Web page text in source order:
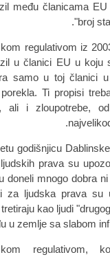
među članicama
broj
regulativom iz
u članici EU u koju
samo u toj članici
Ti propisi
ali i zloupotrebe,
godišnjicu
prava su
doneli mnogo dobra
za ljudska prava su
kao ljudi
u zemlje sa slabom
regulativom,